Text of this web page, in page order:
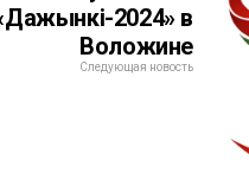
2024» в
Воложине
Следующая новость